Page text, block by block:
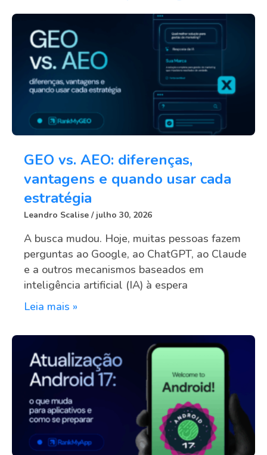
GEO vs. AEO: diferenças,
vantagens e quando usar cada
estratégia
Leandro Scalise julho 30, 2026
A busca mudou. Hoje, muitas pessoas fazem
perguntas ao Google, ao ChatGPT, ao Claude
e a outros mecanismos baseados em
inteligência artificial (IA) à espera
Leia mais »